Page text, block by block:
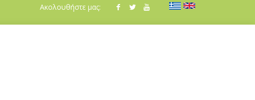
Ακολουθήστε μας: